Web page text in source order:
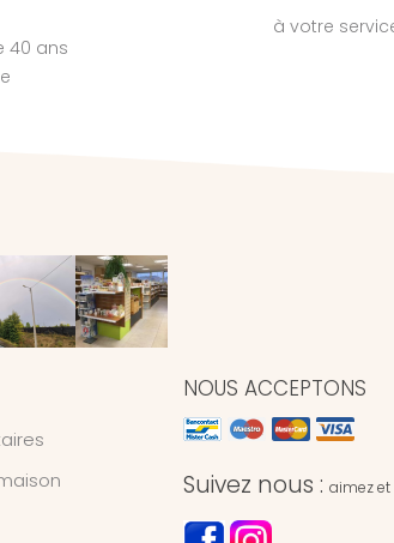
40 ans
à votre
NOUS ACCEPTONS
Suivez nous : aimez et